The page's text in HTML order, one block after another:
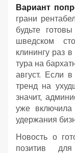
Вариант
грани
будьте
шведском
клинингу раз
тура на
август. Если
тренд на
значит,
уже
удержания
Новость о
позитив для